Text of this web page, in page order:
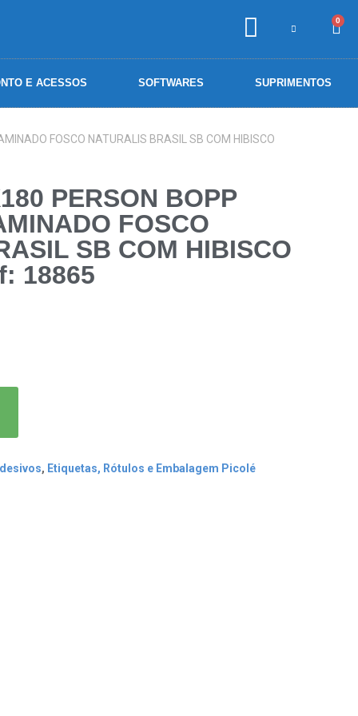
0
E ACESSOS SOFTWARES SUPRIMENTOS
FOSCO NATURALIS BRASIL SB COM HIBISCO
PERSON BOPP
FOSCO
SB COM HIBISCO
18865
, Etiquetas, Rótulos e Embalagem Picolé